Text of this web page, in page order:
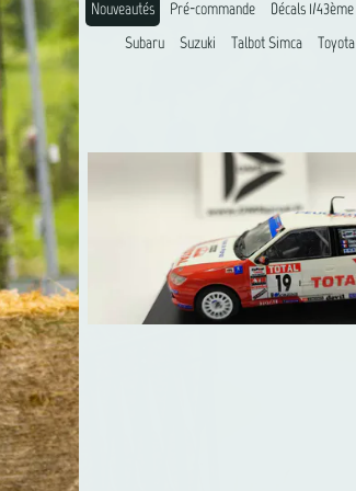
Nouveautés Pré-commande Décals 1/43ème
Subaru
Suzuki Talbot Simca Toyota